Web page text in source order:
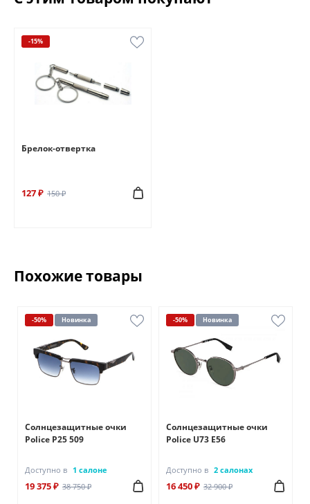
-15%
Брелок-отвертка
127 ₽ 150 ₽
Похожие товары
-50% Новинка
Солнцезащитные очки
Police P25 509
Доступно в 1 салоне
19 375 ₽ 38 750 ₽
-50% Новинка
Солнцезащитные очки
Police U73 E56
Доступно в 2 салонах
16 450 ₽ 32 900 ₽